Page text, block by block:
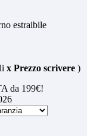
estraibile
x Prezzo scrivere )
da 199€!